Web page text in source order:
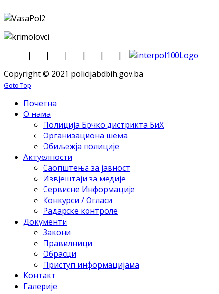
| | | | |
|
Copyright © 2021 policijabdbih.gov.ba
Goto Top
Почетна
О нама
Полиција Брчко дистрикта БиХ
Организациона шема
Обиљежја полиције
Актуелности
Саопштења за јавност
Извјештаји за медије
Сервисне Информације
Конкурси / Огласи
Радарске контроле
Документи
Закони
Правилници
Обрасци
Приступ информацијама
Контакт
Галерије